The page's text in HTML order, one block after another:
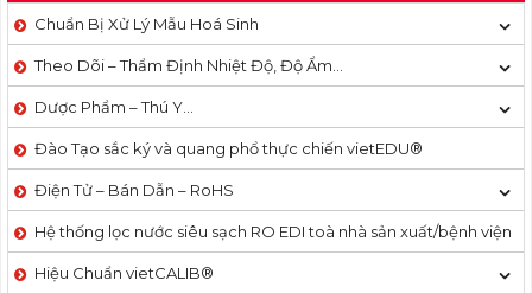
Chuẩn Bị Xử Lý Mẫu Hoá Sinh
Theo Dõi – Thẩm Định Nhiệt Độ, Độ Ẩm…
Dược Phẩm – Thú Y…
Đào Tạo sắc ký và quang phổ thực chiến vietEDU®
Điện Tử – Bán Dẫn – RoHS
Hệ thống lọc nước siêu sạch RO EDI​​ toà nhà sản xuất/bệnh viện
Hiệu Chuẩn vietCALIB®